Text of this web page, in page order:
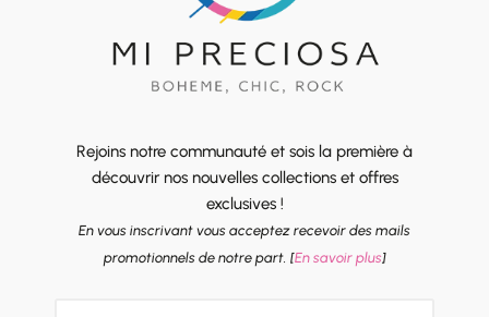
Rejoins notre communauté et sois la première à
découvrir nos nouvelles collections et offres
exclusives !
En vous inscrivant vous acceptez recevoir des mails
promotionnels de notre part. [En savoir plus]